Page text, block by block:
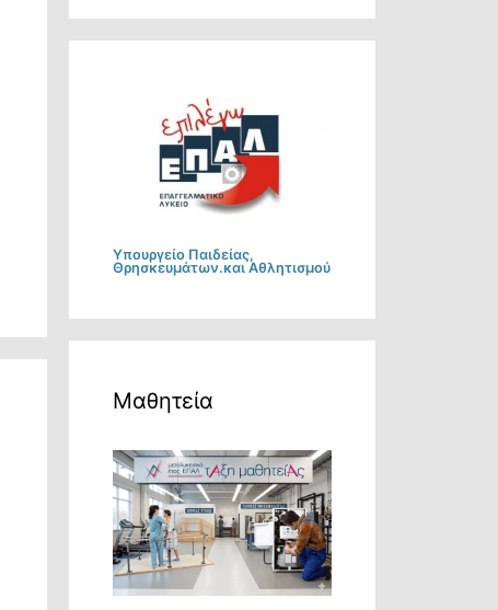
Υπουργείο Παιδείας,
Θρησκευμάτων.και Αθλητισμού
Μαθητεία